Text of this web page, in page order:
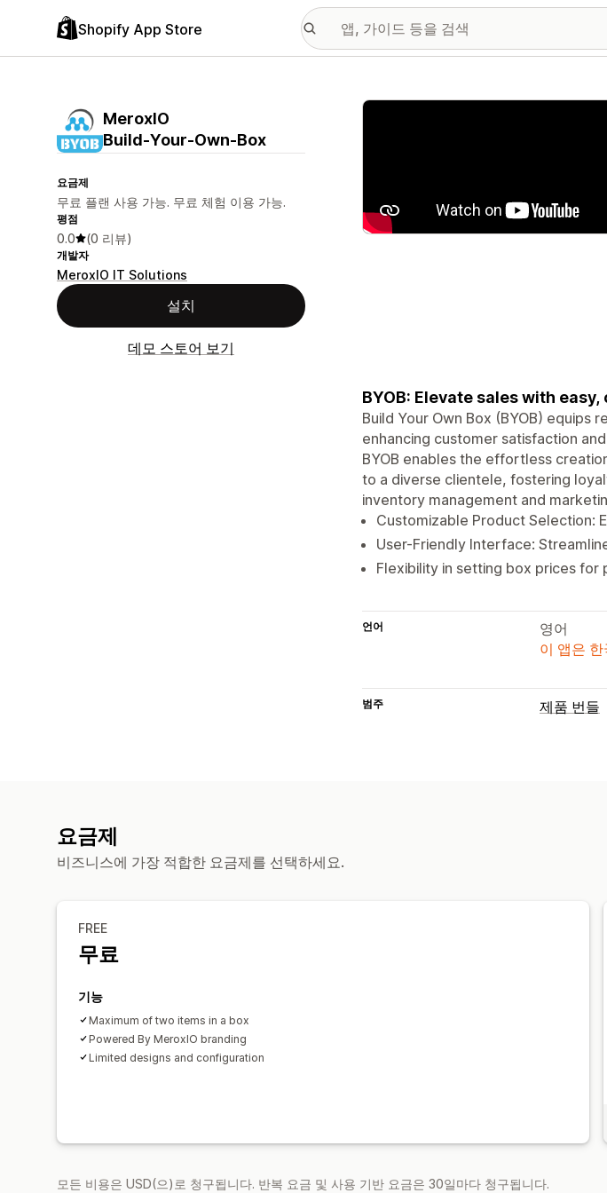
Shopify App Store
MeroxIO
Build‑Your‑Own‑Box
요금제
무료 플랜 사용 가능. 무료 체험 이용 가능.
평점
0.0 (0 리뷰)
개발자
MeroxIO IT Solutions
설치
데모 스토어 보기
추천 이미지 갤러리
BYOB: Elevate sales with
Build Your Own Box (BYOB)
enhancing customer satisfaction
BYOB enables the effortless
to a diverse clientele, fostering
inventory management and
Customizable Product Selection:
User-Friendly Interface:
Flexibility in setting box prices for
언어
영어
이 앱은
범주 제품 번들
요금제
비즈니스에 가장 적합한 요금제를 선택하세요.
FREE
무료
기능
Maximum of two items in a box
Powered By MeroxIO branding
Limited designs and configuration
모든 비용은 USD(으)로 청구됩니다. 반복 요금 및 사용 기반 요금은 30일마다 청구됩니다.